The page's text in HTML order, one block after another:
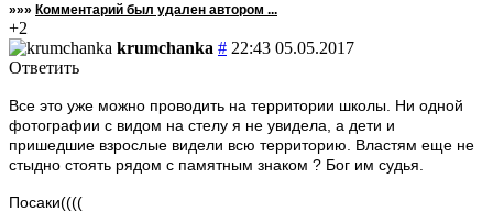
»»» Комментарий был удален автором ...
+2
krumchanka # 22:43 05.05.2017
Ответить
Все это уже можно проводить на территории школы. Ни одной
фотографии с видом на стелу я не увидела, а дети и
пришедшие взрослые видели всю территорию. Властям еще не
стыдно стоять рядом с памятным знаком ? Бог им судья.
Посаки((((